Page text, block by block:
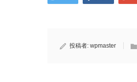
投稿者: wpmaster